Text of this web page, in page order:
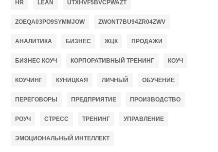
HR LEAN UTXHVF5BVCPWAZT
ZOEQA03PO9SYMMJOW ZWONT7BU94ZR04ZWV
АНАЛИТИКА БИЗНЕС ЖЦК ПРОДАЖИ
БИЗНЕС КОУЧ КОРПОРАТИВНЫЙ ТРЕНИНГ КОУЧ
КОУЧИНГ КУНИЦКАЯ ЛИЧНЫЙ ОБУЧЕНИЕ
ПЕРЕГОВОРЫ ПРЕДПРИЯТИЕ ПРОИЗВОДСТВО
РОУЧ СТРЕСС ТРЕНИНГ УПРАВЛЕНИЕ
ЭМОЦИОНАЛЬНЫЙ ИНТЕЛЛЕКТ